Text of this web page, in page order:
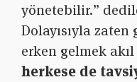
yönetebilir.”
Dolayısıyla
erken gelmek
herkese de